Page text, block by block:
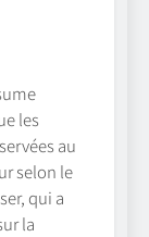
les
au
selon le
qui a
la